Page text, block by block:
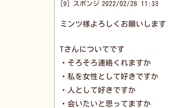
9 スポンジ 2022/02/28 11:33
ミンツ様よろしくお願いします
Tさんについてです
・そろそろ連絡くれますか
・私を女性として好きですか
・人として好きですか
・会いたいと思ってますか